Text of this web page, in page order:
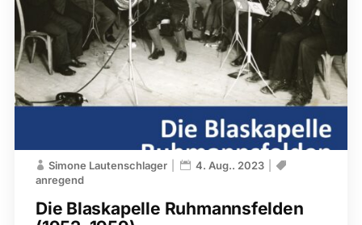
Die Blaskapelle Ruhmannsfelden
Simone Lautenschlager
4. Aug.. 2023
anregend